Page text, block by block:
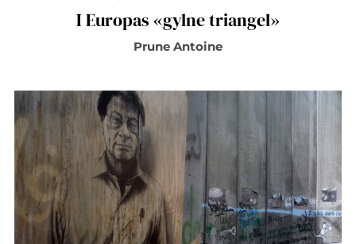
I Europas «gylne triangel»
Prune Antoine